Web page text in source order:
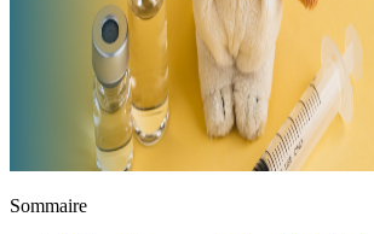
Sommaire